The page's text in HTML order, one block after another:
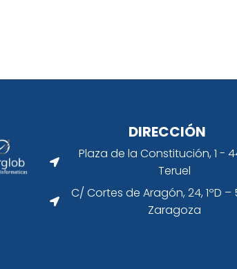
DIRECCIÓN
Plaza de la Constitución, 1 -
Teruel
C/ Cortes de Aragón, 24, 1ºD –
Zaragoza